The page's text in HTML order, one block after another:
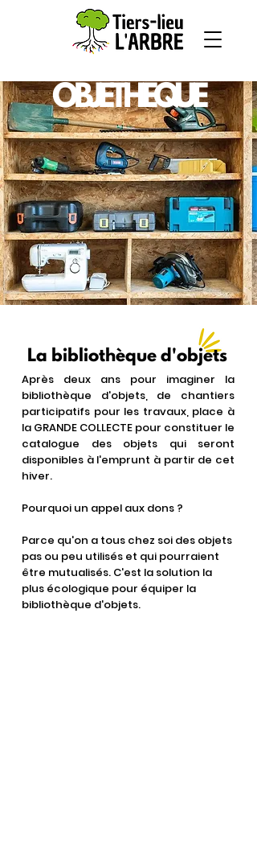
OBJETHEQUE
La bibliothèque d'objets
Après deux ans pour imaginer la
bibliothèque d'objets, de chantiers
participatifs pour les travaux, place à
la GRANDE COLLECTE pour constituer le
catalogue des objets qui seront
disponibles à l'emprunt à partir de cet
hiver.
Pourquoi un appel aux dons ?
Parce qu'on a tous chez soi des objets
pas ou peu utilisés et qui pourraient
être mutualisés. C'est la solution la
plus écologique pour équiper la
bibliothèque d'objets.